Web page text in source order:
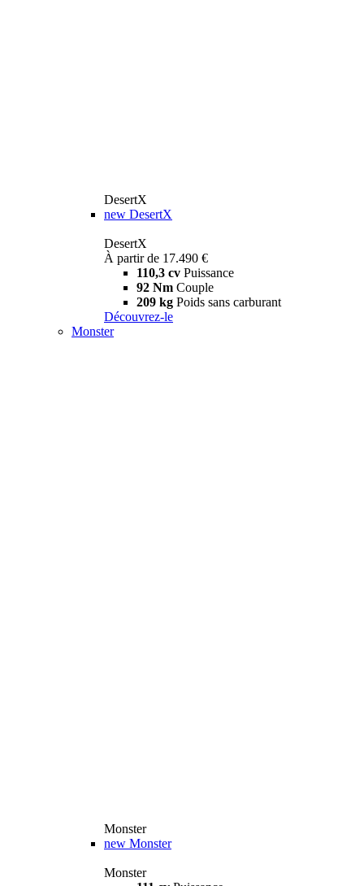
DesertX
new DesertX
DesertX
À partir de 17.490 €
110,3 cv Puissance
92 Nm Couple
209 kg Poids sans carburant
Découvrez-le
Monster
Monster
new Monster
Monster